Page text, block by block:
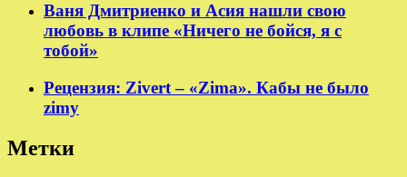
Ваня Дмитриенко и Асия нашли свою
любовь в клипе «Ничего не бойся, я с
тобой»
Рецензия: Zivert – «Zima». Кабы не было
zimy
Метки